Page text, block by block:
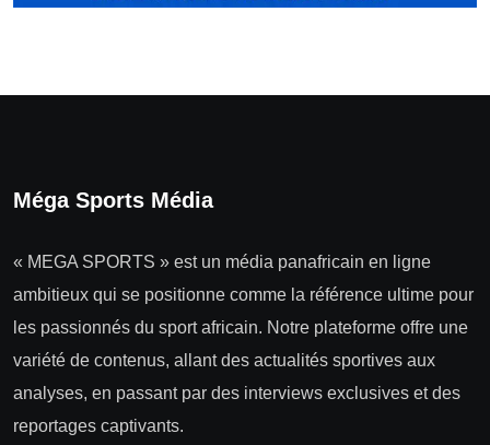
Méga Sports Média
« MEGA SPORTS » est un média panafricain en ligne
ambitieux qui se positionne comme la référence ultime pour
les passionnés du sport africain. Notre plateforme offre une
variété de contenus, allant des actualités sportives aux
analyses, en passant par des interviews exclusives et des
reportages captivants.